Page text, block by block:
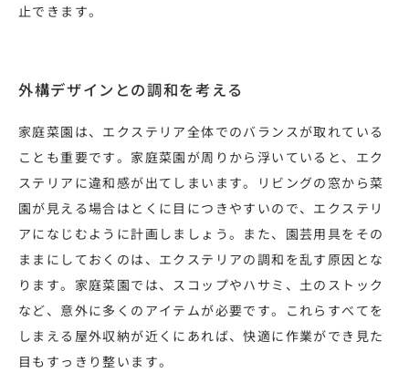
止できます。
外構デザインとの調和を考える
家庭菜園は、エクステリア全体でのバランスが取れている
ことも重要です。家庭菜園が周りから浮いていると、エク
ステリアに違和感が出てしまいます。リビングの窓から菜
園が見える場合はとくに目につきやすいので、エクステリ
アになじむように計画しましょう。また、園芸用具をその
ままにしておくのは、エクステリアの調和を乱す原因とな
ります。家庭菜園では、スコップやハサミ、土のストック
など、意外に多くのアイテムが必要です。これらすべてを
しまえる屋外収納が近くにあれば、快適に作業ができ見た
目もすっきり整います。